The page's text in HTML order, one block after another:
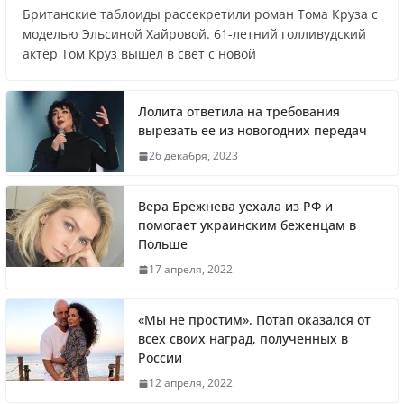
Названы регионы России, где
продолжилась мобилизация
Что заявил многолетний друг Путина
Житель Швеции продал яхту и купил
Вера Брежнева уехала из РФ и помогает
Британские таблоиды рассекретили роман Тома Круза с
моделью Эльсиной Хайровой. 61-летний голливудский
актёр Том Круз вышел в свет с новой
Лолита ответила на требования
вырезать ее из новогодних передач
26 декабря, 2023
Вера Брежнева уехала из РФ и
помогает украинским беженцам в
Польше
17 апреля, 2022
«Мы не простим». Потап оказался от
всех своих наград, полученных в
России
12 апреля, 2022